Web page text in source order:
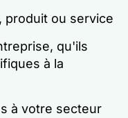
produit ou service
qu'ils
à la
à votre secteur